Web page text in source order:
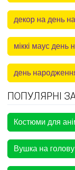
декор на день
міккі маус день
день
ПОПУЛЯРНІ
Костюми для
Вушка на голову